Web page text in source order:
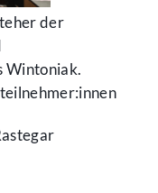
der
Wintoniak.